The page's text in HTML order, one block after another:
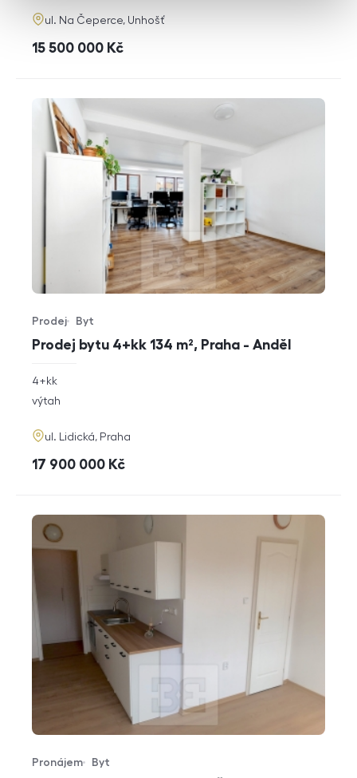
adresa
ul. Na Čeperce, Unhošť
cena
15 500 000 Kč
Prodej bytu 4+kk 134 m², Praha - Anděl
Typ nabídky
Prodej
Typ nemovitosti
Byt
rozměry
4+kk
funkce
výtah
adresa
ul. Lidická, Praha
cena
17 900 000 Kč
Typ nabídky
Pronájem
Typ nemovitosti
Byt